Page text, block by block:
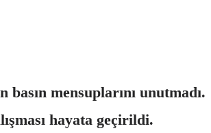
mensuplarını unutmadı.
hayata geçirildi.